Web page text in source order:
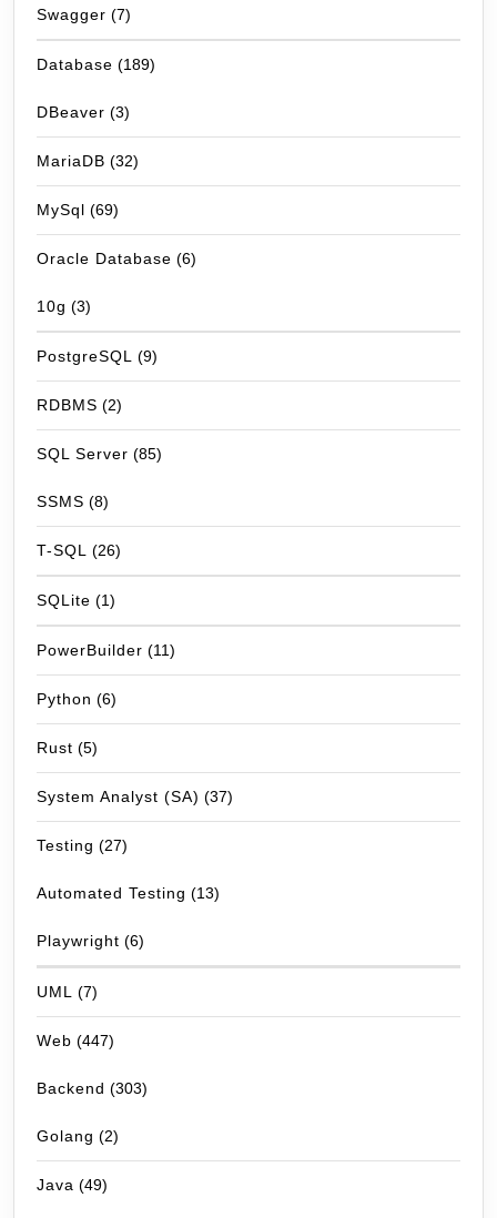
Swagger (7)
Database (189)
DBeaver (3)
MariaDB (32)
MySql (69)
Oracle Database (6)
10g (3)
PostgreSQL (9)
RDBMS (2)
SQL Server (85)
SSMS (8)
T-SQL (26)
SQLite (1)
PowerBuilder (11)
Python (6)
Rust (5)
System Analyst (SA) (37)
Testing (27)
Automated Testing (13)
Playwright (6)
UML (7)
Web (447)
Backend (303)
Golang (2)
Java (49)